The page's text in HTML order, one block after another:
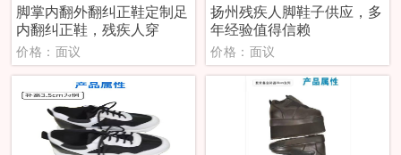
脚掌内翻外翻纠正鞋定制足
内翻纠正鞋，残疾人穿
价格：面议
扬州残疾人脚鞋子供应，多
年经验值得信赖
价格：面议